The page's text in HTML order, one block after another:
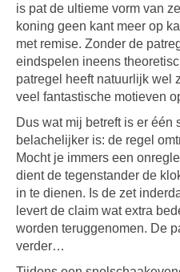
is pat de ultieme vorm van
koning geen kant meer op
met remise. Zonder de
eindspelen ineens
patregel heeft natuurlijk wel
veel fantastische motieven
Dus wat mij betreft is er één
belachelijker is: de regel
Mocht je immers een
dient de tegenstander de
in te dienen. Is de zet
levert de claim wat extra
worden teruggenomen. De
verder…